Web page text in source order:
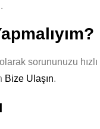
.
sorununuzu
Bize Ulaşın.